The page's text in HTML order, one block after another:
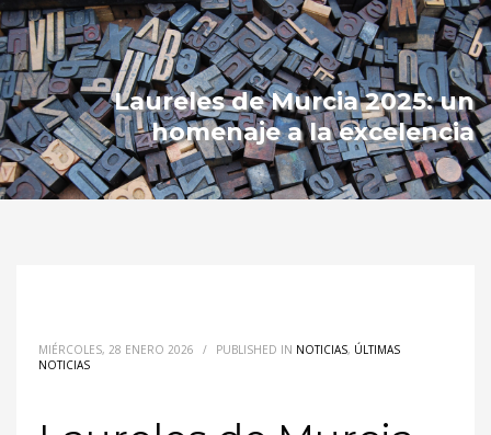
Laureles de Murcia 2025: un
homenaje a la excelencia
MIÉRCOLES, 28 ENERO 2026 / PUBLISHED IN NOTICIAS, ÚLTIMAS
NOTICIAS